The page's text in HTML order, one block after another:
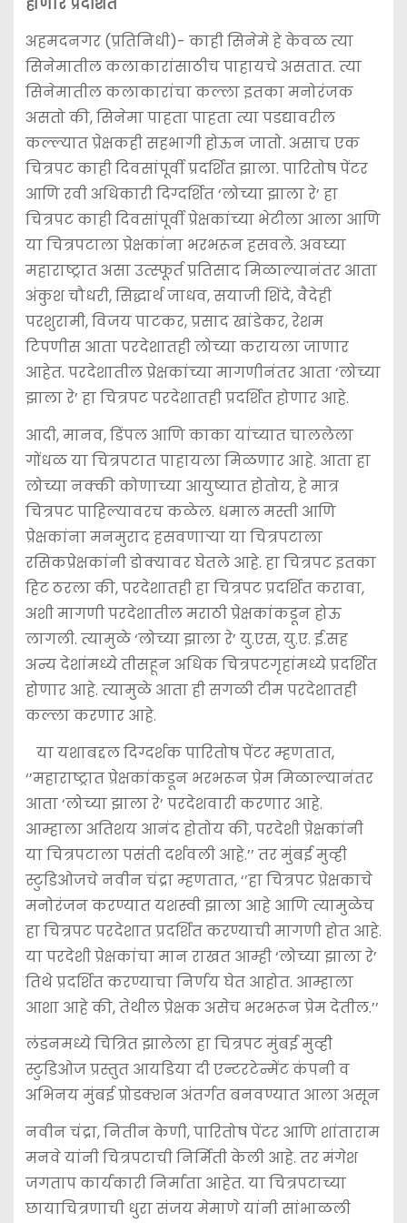
e
b
o
o
k
er
A
p
p
e
n
g
er
होणार प्रदर्शित
अहमदनगर (प्रतिनिधी)- काही सिनेमे हे केवळ त्या
सिनेमातील कलाकारांसाठीच पाहायचे असतात. त्या
सिनेमातील कलाकारांचा कल्ला इतका मनोरंजक
असतो की, सिनेमा पाहता पाहता त्या पडद्यावरील
कल्ल्यात प्रेक्षकही सहभागी होऊन जातो. असाच एक
चित्रपट काही दिवसांपूर्वी प्रदर्शित झाला. पारितोष पेंटर
आणि रवी अधिकारी दिग्दर्शित ‘लोच्या झाला रे’ हा
चित्रपट काही दिवसांपूर्वी प्रेक्षकांच्या भेटीला आला आणि
या चित्रपटाला प्रेक्षकांना भरभरून हसवले. अवघ्या
महाराष्ट्रात असा उत्स्फूर्त प्रतिसाद मिळाल्यानंतर आता
अंकुश चौधरी, सिद्धार्थ जाधव, सयाजी शिंदे, वैदेही
परशुरामी, विजय पाटकर, प्रसाद खांडेकर, रेशम
टिपणीस आता परदेशातही लोच्या करायला जाणार
आहेत. परदेशातील प्रेक्षकांच्या मागणीनंतर आता ‘लोच्या
झाला रे’ हा चित्रपट परदेशातही प्रदर्शित होणार आहे.
आदी, मानव, डिंपल आणि काका यांच्यात चाललेला
गोंधळ या चित्रपटात पाहायला मिळणार आहे. आता हा
लोच्या नक्की कोणाच्या आयुष्यात होतोय, हे मात्र
चित्रपट पाहिल्यावरच कळेल. धमाल मस्ती आणि
प्रेक्षकांना मनमुराद हसवणाऱ्या या चित्रपटाला
रसिकप्रेक्षकांनी डोक्यावर घेतले आहे. हा चित्रपट इतका
हिट ठरला की, परदेशातही हा चित्रपट प्रदर्शित करावा,
अशी मागणी परदेशातील मराठी प्रेक्षकांकडून होऊ
लागली. त्यामुळे ‘लोच्या झाला रे’ यु.एस, यु.ए. ई.सह
अन्य देशांमध्ये तीसहून अधिक चित्रपटगृहांमध्ये प्रदर्शित
होणार आहे. त्यामुळे आता ही सगळी टीम परदेशातही
कल्ला करणार आहे.
या यशाबद्दल दिग्दर्शक पारितोष पेंटर म्हणतात,
‘’महाराष्ट्रात प्रेक्षकांकडून भरभरून प्रेम मिळाल्यानंतर
आता ‘लोच्या झाला रे’ परदेशवारी करणार आहे.
आम्हाला अतिशय आनंद होतोय की, परदेशी प्रेक्षकांनी
या चित्रपटाला पसंती दर्शवली आहे.’’ तर मुंबई मुव्ही
स्टुडिओजचे नवीन चंद्रा म्हणतात, ‘’हा चित्रपट प्रेक्षकाचे
मनोरंजन करण्यात यशस्वी झाला आहे आणि त्यामुळेच
हा चित्रपट परदेशात प्रदर्शित करण्याची मागणी होत आहे.
या परदेशी प्रेक्षकांचा मान राखत आम्ही ‘लोच्या झाला रे’
तिथे प्रदर्शित करण्याचा निर्णय घेत आहोत. आम्हाला
आशा आहे की, तेथील प्रेक्षक असेच भरभरून प्रेम देतील.’’
लंडनमध्ये चित्रित झालेला हा चित्रपट मुंबई मुव्ही
स्टुडिओज प्रस्तुत आयडिया दी एन्टरटेन्मेंट कंपनी व
अभिनय मुंबई प्रोडक्शन अंतर्गत बनवण्यात आला असून
नवीन चंद्रा, नितीन केणी, पारितोष पेंटर आणि शांताराम
मनवे यांनी चित्रपटाची निर्मिती केली आहे. तर मंगेश
जगताप कार्यकारी निर्माता आहेत. या चित्रपटाच्या
छायाचित्रणाची धुरा संजय मेमाणे यांनी सांभाळली